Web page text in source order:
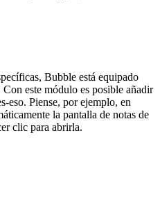
Bubble está equipado
este módulo es posible añadir
eso. Piense, por ejemplo, en
la pantalla de notas de
clic para abrirla.